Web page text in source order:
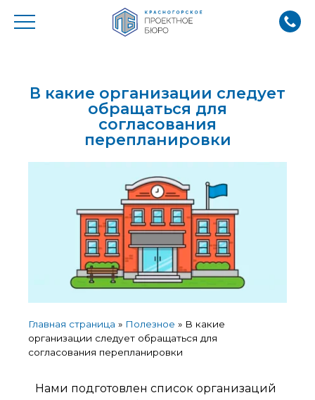
В какие организации следует
обращаться для
согласования
перепланировки
Главная страница » Полезное » В какие
организации следует обращаться для
согласования перепланировки
Нами подготовлен список организаций